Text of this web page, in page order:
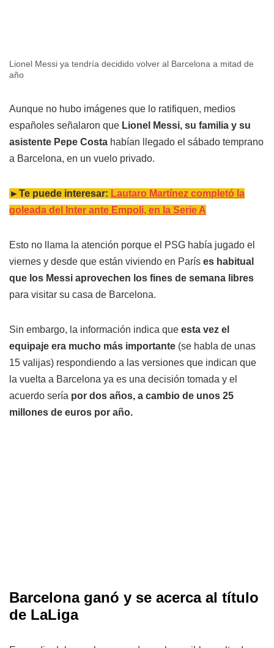
Lionel Messi ya tendría decidido volver al Barcelona a mitad de
año
Aunque no hubo imágenes que lo ratifiquen, medios
españoles señalaron que Lionel Messi, su familia y su
asistente Pepe Costa habían llegado el sábado temprano
a Barcelona, en un vuelo privado.
►Te puede interesar: Lautaro Martínez completó la
goleada del Inter ante Empoli, en la Serie A
Esto no llama la atención porque el PSG había jugado el
viernes y desde que están viviendo en París es habitual
que los Messi aprovechen los fines de semana libres
para visitar su casa de Barcelona.
Sin embargo, la información indica que esta vez el
equipaje era mucho más importante (se habla de unas
15 valijas) respondiendo a las versiones que indican que
la vuelta a Barcelona ya es una decisión tomada y el
acuerdo sería por dos años, a cambio de unos 25
millones de euros por año.
Barcelona ganó y se acerca al título
de LaLiga